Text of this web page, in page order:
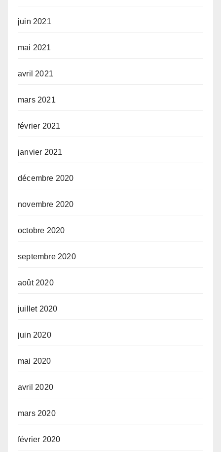
juin 2021
mai 2021
avril 2021
mars 2021
février 2021
janvier 2021
décembre 2020
novembre 2020
octobre 2020
septembre 2020
août 2020
juillet 2020
juin 2020
mai 2020
avril 2020
mars 2020
février 2020